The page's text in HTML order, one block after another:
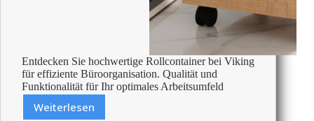
Entdecken Sie hochwertige Rollcontainer bei Viking
für effiziente Büroorganisation. Qualität und
Funktionalität für Ihr optimales Arbeitsumfeld
Weiterlesen
Die